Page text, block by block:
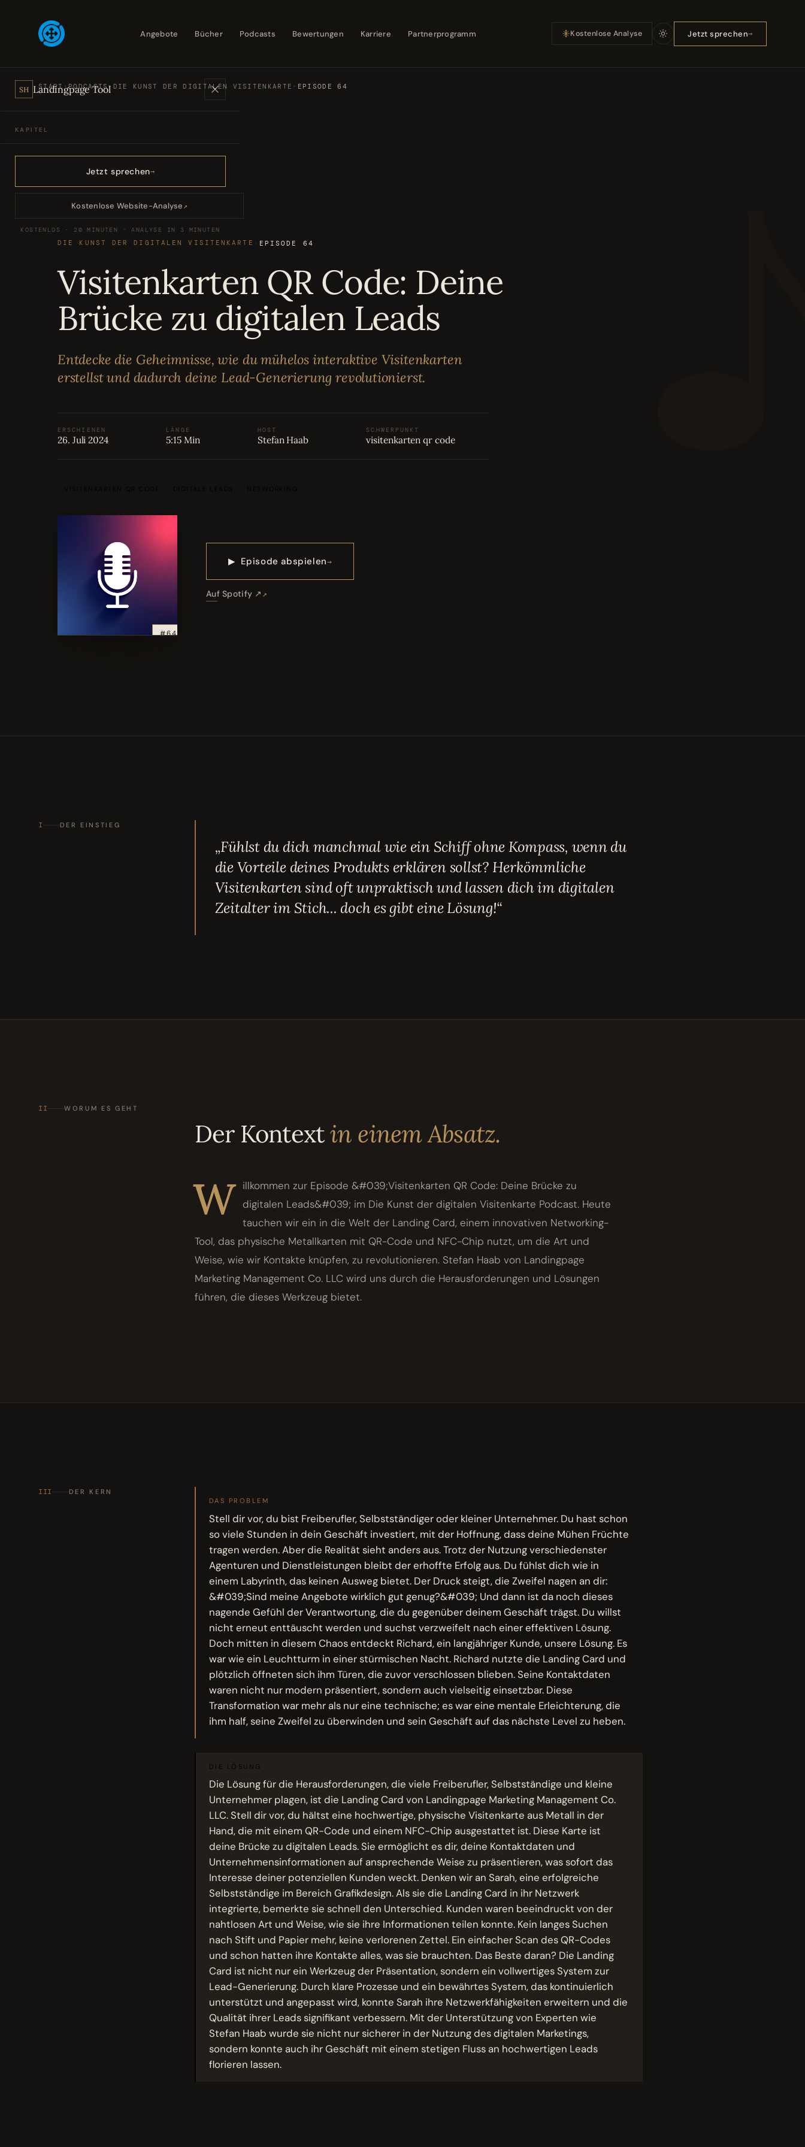
Angebote Bücher Podcasts Bewertungen Karriere Partnerprogramm Kostenlose Analyse Jetzt sprechen
SH Landingpage Tool
KAPITEL
01 Angebote
Podcasts
Bewertungen
Karriere
Partnerprogramm
Jetzt sprechen
Kostenlose Website-Analyse↗
KOSTENLOS · 20 MINUTEN · ANALYSE IN 3 MINUTEN
START ·PODCASTS· DIE KUNST DER DIGITALEN VISITENKARTE · EPISODE 64
DIE KUNST DER DIGITALEN VISITENKARTE · EPISODE 64
Visitenkarten QR Code: Deine
Brücke zu digitalen Leads
Entdecke die Geheimnisse, wie du mühelos interaktive Visitenkarten
erstellst und dadurch deine Lead-Generierung revolutionierst.
ERSCHIENEN
26. Juli 2024
LÄNGE
5:15 Min
HOST
Stefan Haab
SCHWERPUNKT
visitenkarten qr code
#64
▶ Episode abspielen
Auf Spotify ↗
I DER EINSTIEG
„Fühlst du dich manchmal wie ein Schiff ohne Kompass, wenn du
die Vorteile deines Produkts erklären sollst? Herkömmliche
Visitenkarten sind oft unpraktisch und lassen dich im digitalen
Zeitalter im Stich... doch es gibt eine Lösung!“
II WORUM ES GEHT
Der Kontextin einem Absatz.
W illkommen zur Episode &#039;Visitenkarten QR Code: Deine Brücke zu
digitalen Leads&#039; im Die Kunst der digitalen Visitenkarte Podcast. Heute
tauchen wir ein in die Welt der Landing Card, einem innovativen Networking-
Tool, das physische Metallkarten mit QR-Code und NFC-Chip nutzt, um die Art und
Weise, wie wir Kontakte knüpfen, zu revolutionieren. Stefan Haab von Landingpage
Marketing Management Co. LLC wird uns durch die Herausforderungen und Lösungen
führen, die dieses Werkzeug bietet.
III
DER KERN
DAS PROBLEM
Stell dir vor, du bist Freiberufler, Selbstständiger oder kleiner Unternehmer. Du hast schon
so viele Stunden in dein Geschäft investiert, mit der Hoffnung, dass deine Mühen Früchte
tragen werden. Aber die Realität sieht anders aus. Trotz der Nutzung verschiedenster
Agenturen und Dienstleistungen bleibt der erhoffte Erfolg aus. Du fühlst dich wie in
einem Labyrinth, das keinen Ausweg bietet. Der Druck steigt, die Zweifel nagen an dir:
&#039;Sind meine Angebote wirklich gut genug?&#039; Und dann ist da noch dieses
nagende Gefühl der Verantwortung, die du gegenüber deinem Geschäft trägst. Du willst
nicht erneut enttäuscht werden und suchst verzweifelt nach einer effektiven Lösung.
Doch mitten in diesem Chaos entdeckt Richard, ein langjähriger Kunde, unsere Lösung. Es
war wie ein Leuchtturm in einer stürmischen Nacht. Richard nutzte die Landing Card und
plötzlich öffneten sich ihm Türen, die zuvor verschlossen blieben. Seine Kontaktdaten
waren nicht nur modern präsentiert, sondern auch vielseitig einsetzbar. Diese
Transformation war mehr als nur eine technische; es war eine mentale Erleichterung, die
ihm half, seine Zweifel zu überwinden und sein Geschäft auf das nächste Level zu heben.
DIE LÖSUNG
Die Lösung für die Herausforderungen, die viele Freiberufler, Selbstständige und kleine
Unternehmer plagen, ist die Landing Card von Landingpage Marketing Management Co.
LLC. Stell dir vor, du hältst eine hochwertige, physische Visitenkarte aus Metall in der
Hand, die mit einem QR-Code und einem NFC-Chip ausgestattet ist. Diese Karte ist
deine Brücke zu digitalen Leads. Sie ermöglicht es dir, deine Kontaktdaten und
Unternehmensinformationen auf ansprechende Weise zu präsentieren, was sofort das
Interesse deiner potenziellen Kunden weckt. Denken wir an Sarah, eine erfolgreiche
Selbstständige im Bereich Grafikdesign. Als sie die Landing Card in ihr Netzwerk
integrierte, bemerkte sie schnell den Unterschied. Kunden waren beeindruckt von der
nahtlosen Art und Weise, wie sie ihre Informationen teilen konnte. Kein langes Suchen
nach Stift und Papier mehr, keine verlorenen Zettel. Ein einfacher Scan des QR-Codes
und schon hatten ihre Kontakte alles, was sie brauchten. Das Beste daran? Die Landing
Card ist nicht nur ein Werkzeug der Präsentation, sondern ein vollwertiges System zur
Lead-Generierung. Durch klare Prozesse und ein bewährtes System, das kontinuierlich
unterstützt und angepasst wird, konnte Sarah ihre Netzwerkfähigkeiten erweitern und die
Qualität ihrer Leads signifikant verbessern. Mit der Unterstützung von Experten wie
Stefan Haab wurde sie nicht nur sicherer in der Nutzung des digitalen Marketings,
sondern konnte auch ihr Geschäft mit einem stetigen Fluss an hochwertigen Leads
florieren lassen.